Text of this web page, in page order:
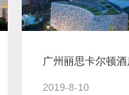
广州丽思卡尔顿酒店